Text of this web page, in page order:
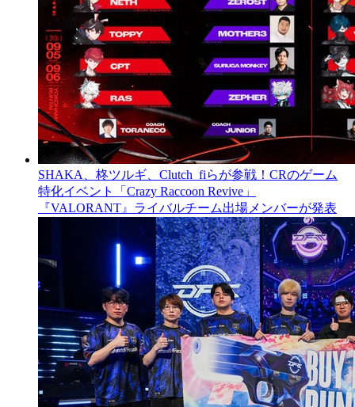
SHAKA、柊ツルギ、Clutch_fiらが参戦！CRのゲーム
特化イベント「Crazy Raccoon Revive」
『VALORANT』ライバルチーム出場メンバーが発表